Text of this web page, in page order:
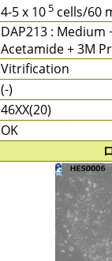
4-5 x 10 5 cells/60
DAP213 : Medium
Acetamide + 3M
Vitrification
(-)
46XX(20)
OK